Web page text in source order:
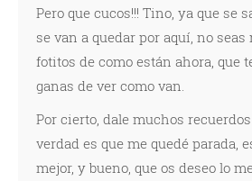
Pero que cucos!!! Tino, ya que se
se van a quedar por aquí, no
fotitos de como están ahora, que
ganas de ver como van.
Por cierto, dale muchos
verdad es que me quedé parada,
mejor, y bueno, que os deseo lo